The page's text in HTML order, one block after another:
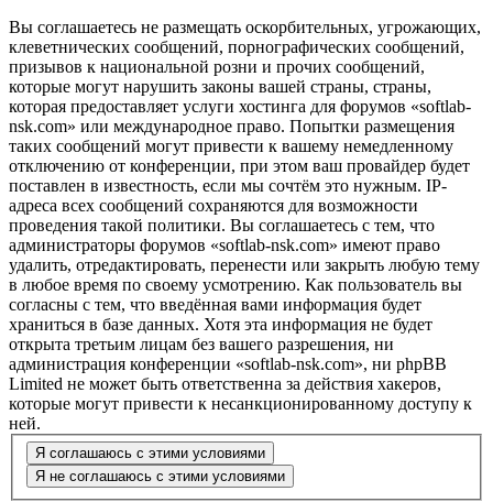
Вы соглашаетесь не размещать оскорбительных, угрожающих,
клеветнических сообщений, порнографических сообщений,
призывов к национальной розни и прочих сообщений,
которые могут нарушить законы вашей страны, страны,
которая предоставляет услуги хостинга для форумов «softlab-
nsk.com» или международное право. Попытки размещения
таких сообщений могут привести к вашему немедленному
отключению от конференции, при этом ваш провайдер будет
поставлен в известность, если мы сочтём это нужным. IP-
адреса всех сообщений сохраняются для возможности
проведения такой политики. Вы соглашаетесь с тем, что
администраторы форумов «softlab-nsk.com» имеют право
удалить, отредактировать, перенести или закрыть любую тему
в любое время по своему усмотрению. Как пользователь вы
согласны с тем, что введённая вами информация будет
храниться в базе данных. Хотя эта информация не будет
открыта третьим лицам без вашего разрешения, ни
администрация конференции «softlab-nsk.com», ни phpBB
Limited не может быть ответственна за действия хакеров,
которые могут привести к несанкционированному доступу к
ней.